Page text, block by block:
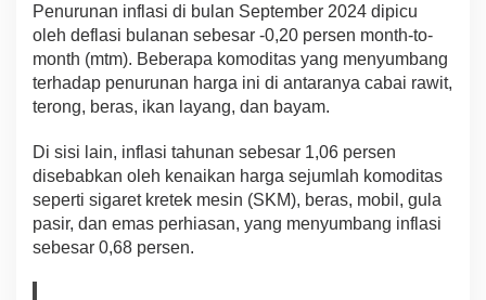
Penurunan inflasi di bulan September 2024 dipicu
oleh deflasi bulanan sebesar -0,20 persen month-to-
month (mtm). Beberapa komoditas yang menyumbang
terhadap penurunan harga ini di antaranya cabai rawit,
terong, beras, ikan layang, dan bayam.
Di sisi lain, inflasi tahunan sebesar 1,06 persen
disebabkan oleh kenaikan harga sejumlah komoditas
seperti sigaret kretek mesin (SKM), beras, mobil, gula
pasir, dan emas perhiasan, yang menyumbang inflasi
sebesar 0,68 persen.